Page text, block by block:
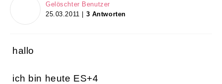
Gelöschter Benutzer
25.03.2011 | 3 Antworten
hallo
ich bin heute ES+4
AGB & Impressum